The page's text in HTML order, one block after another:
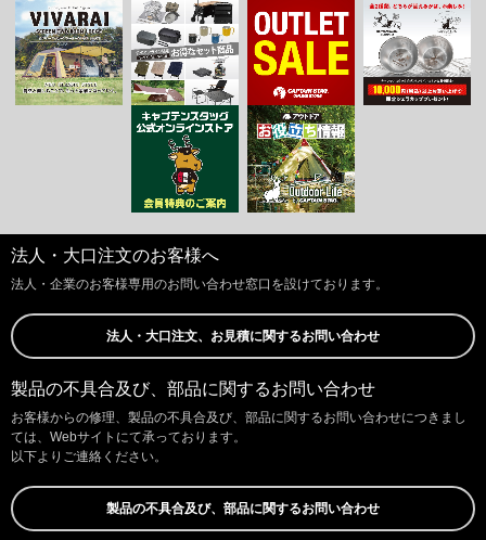
法人・大口注文のお客様へ
法人・企業のお客様専用のお問い合わせ窓口を設けております。
法人・大口注文、お見積に関するお問い合わせ
製品の不具合及び、部品に関するお問い合わせ
お客様からの修理、製品の不具合及び、部品に関するお問い合わせにつきまし
ては、Webサイトにて承っております。
以下よりご連絡ください。
製品の不具合及び、部品に関するお問い合わせ